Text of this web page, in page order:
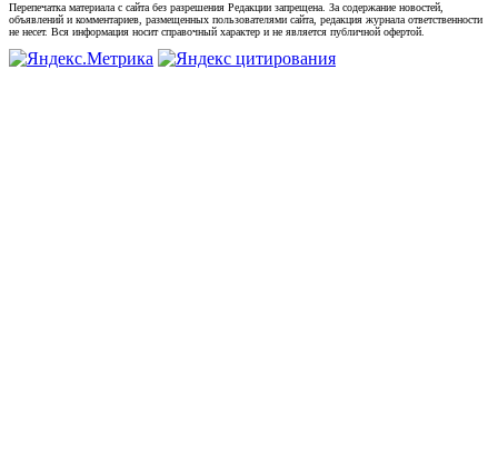
Перепечатка материала с сайта без разрешения Редакции запрещена. За содержание новостей,
объявлений и комментариев, размещенных пользователями сайта, редакция журнала ответственности
не несет. Вся информация носит справочный характер и не является публичной офертой.